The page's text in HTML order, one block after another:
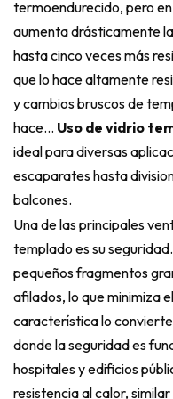
termoendurecido, pero
aumenta drásticamente
hasta cinco veces más
que lo hace altamente
y cambios bruscos de
hace... Uso de vidrio
ideal para diversas
escaparates hasta
balcones.
Una de las principales
templado es su
pequeños fragmentos
afilados, lo que minimiza
característica lo
donde la seguridad es
hospitales y edificios
resistencia al calor, similar